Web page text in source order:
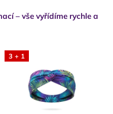
– vše vyřídíme rychle a
3 + 1